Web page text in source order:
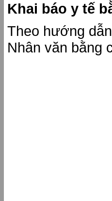
Khai báo y tế
Theo hướng
Nhân văn bằng